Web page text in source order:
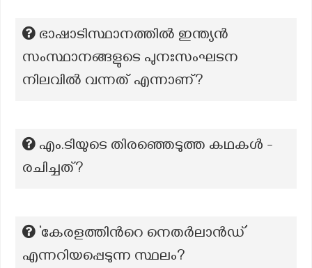
ഭാഷാടിസ്ഥാനത്തിൽ ഇന്ത്യൻ
സംസ്ഥാനങ്ങളുടെ പുനഃസംഘടന
നിലവിൽ വന്നത് എന്നാണ്?
എം.ടിയുടെ തിരഞ്ഞെടുത്ത കഥകള്‍ -
രചിച്ചത്?
‘കേരളത്തിന്‍റെ നെതർലാൻഡ്’
എന്നറിയപ്പെടുന്ന സ്ഥലം?